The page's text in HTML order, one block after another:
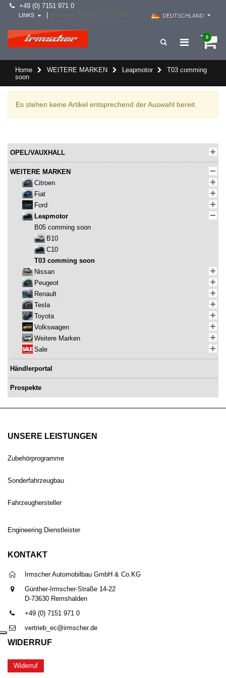
+49 (0) 7151 971 0
DEUTSCHLAND
LINKS
0
Home WEITERE MARKEN Leapmotor
T03 comming
soon
Es stehen keine Artikel entsprechend der Auswahl bereit.
OPEL/VAUXHALL
WEITERE MARKEN
Citroen
Fiat
Ford
Leapmotor
B05 comming soon
B10
C10
T03 comming soon
Nissan
Peugeot
Renault
Tesla
Toyota
Volkswagen
Weitere Marken
Sale
Händlerportal
Prospekte
UNSERE LEISTUNGEN
Zubehörprogramme
Sonderfahrzeugbau
Fahrzeughersteller
Engineering Dienstleister
KONTAKT
Irmscher Automobilbau GmbH & Co.KG
Günther-Irmscher-Straße 14-22
D-73630 Remshalden
+49 (0) 7151 971 0
vertrieb_ec@irmscher.de
WIDERRUF
Widerruf